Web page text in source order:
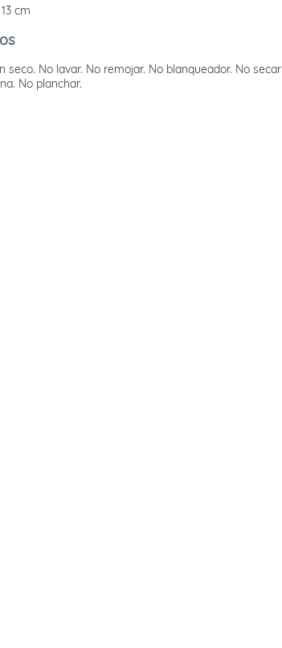
cm
seco. No lavar. No remojar. No blanqueador. No secar
No planchar.